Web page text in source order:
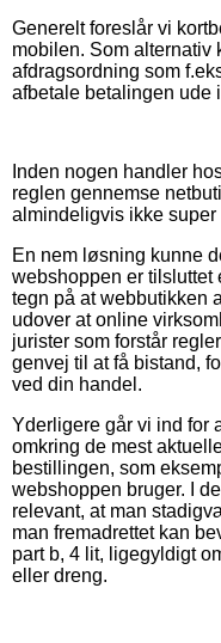
Generelt foreslår vi
mobilen. Som alternativ
afdragsordning som
afbetale betalingen ude
Inden nogen handler
reglen gennemse
almindeligvis ikke super
En nem løsning kunne
webshoppen er
tegn på at webbutikken
udover at online
jurister som forstår
genvej til at få bistand,
ved din handel.
Yderligere går vi ind for
omkring de mest
bestillingen, som
webshoppen bruger. I
relevant, at man
man fremadrettet kan
part b, 4 lit, ligegyldigt
eller dreng.